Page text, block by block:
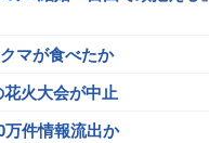
マが食べたか
火大会が中止
件情報流出か